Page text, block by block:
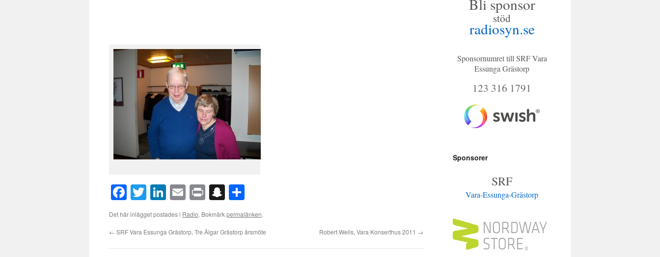
Facebook
TwitterLinkedIn
EmailPrintSnapchat
Det här inlägget postades i Radio. Bokmärkpermalänken.
← SRF Vara Essunga Grästorp, Tre Älgar Grästorp årsmöte Robert Wells, Vara Konserthus 2011 →
bo
ok
Bli sponsor
stöd
radiosyn.se
Sponsornumret till SRF Vara
Essunga Grästorp
123 316 1791
Sponsorer
SRF
Vara-Essunga-Grästorp